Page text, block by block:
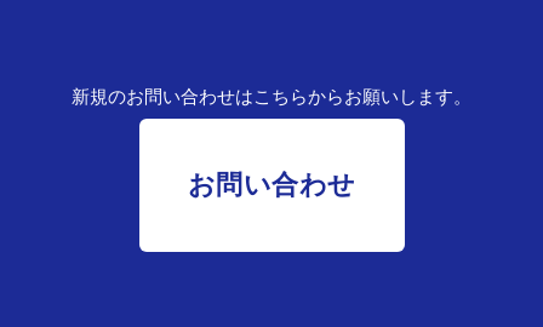
新規のお問い合わせはこちらからお願いします。
お問い合わせ